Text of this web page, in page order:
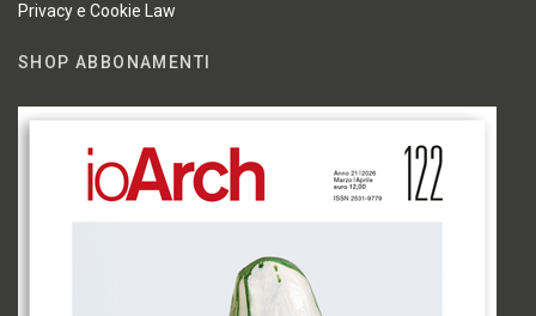
Privacy e Cookie Law
SHOP ABBONAMENTI